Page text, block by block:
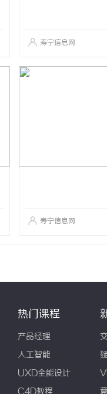
寿宁信息网
寿宁信息网
热门课程
产品经理
人工智能
UXD全能设计
C4D教程